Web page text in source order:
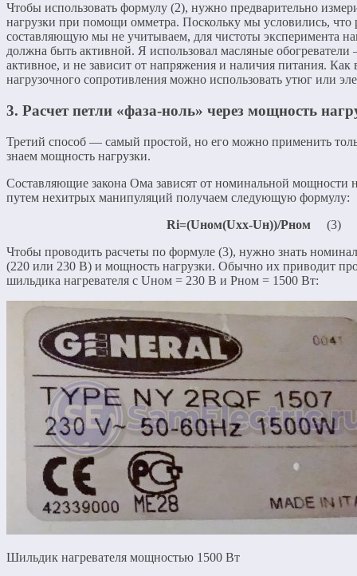
Чтобы использовать формулу (2), нужно предварительно
нагрузки при помощи омметра. Поскольку мы условились, что
составляющую мы не учитываем, для чистоты эксперимента
должна быть активной. Я использовал масляные обогреватели
активное, и не зависит от напряжения и наличия питания. Как
нагрузочного сопротивления можно использовать утюг или
3. Расчет петли «фаза-ноль» через мощность
Третий способ — самый простой, но его можно применить
знаем мощность нагрузки.
Составляющие закона Ома зависят от номинальной мощности
путем нехитрых манипуляций получаем следующую формулу:
Ri=(Uном(Uхх-Uн))/Pном(3)
Чтобы проводить расчеты по формуле (3), нужно знать
(220 или 230 В) и мощность нагрузки. Обычно их приводит
шильдика нагревателя с Uном = 230 В и Рном = 1500 Вт:
Шильдик нагревателя мощностью 1500 Вт